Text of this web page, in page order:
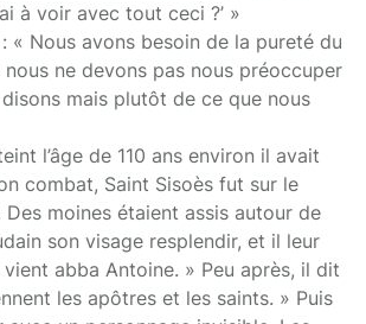
à voir avec tout ceci ?’ »
« Nous avons besoin de la pureté du
ne devons pas nous préoccuper
mais plutôt de ce que nous
l’âge de 110 ans environ il avait
combat, Saint Sisoès fut sur le
moines étaient assis autour de
son visage resplendir, et il leur
abba Antoine. » Peu après, il dit
les apôtres et les saints. » Puis